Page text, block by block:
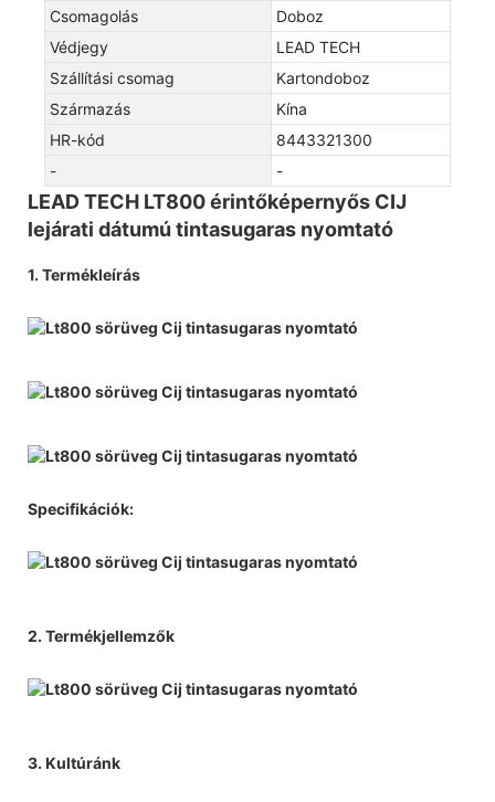
Csomagolás
Doboz
Védjegy
LEAD TECH
Szállítási csomag
Kartondoboz
Származás
Kína
HR-kód
8443321300
-
-
LEAD TECH LT800 érintőképernyős CIJ
lejárati dátumú tintasugaras nyomtató
1. Termékleírás
Specifikációk:
2. Termékjellemzők
3. Kultúránk